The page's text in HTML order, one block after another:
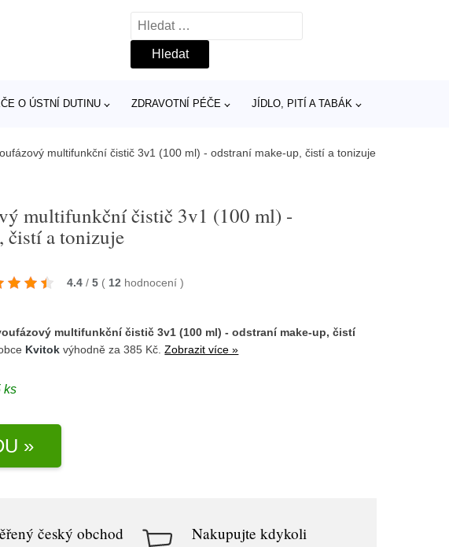
Vyhledávání
O ÚSTNÍ DUTINU ZDRAVOTNÍ PÉČE JÍDLO, PITÍ A TABÁK
multifunkční čistič 3v1 (100 ml) - odstraní make-up, čistí a tonizuje
multifunkční čistič 3v1 (100 ml) -
čistí a tonizuje
4.4 / 5 ( 12 hodnocení)
multifunkční čistič 3v1 (100 ml) - odstraní make-up, čistí
Kvitok výhodně za 385 Kč.Zobrazit více »
ks
»
český obchod Nakupujte kdykoli